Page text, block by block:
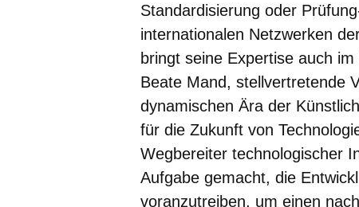
Standardisierung oder
internationalen Netzwerken
bringt seine Expertise auch
Beate Mand, stellvertretende
dynamischen Ära der
für die Zukunft von
Wegbereiter technologischer
Aufgabe gemacht, die
voranzutreiben, um einen